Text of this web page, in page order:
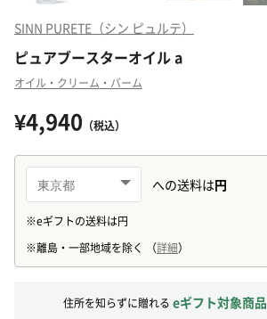
SINN PURETE（シン ピュルテ）
ピュアブースターオイル a
オイル・クリーム・バーム
¥4,940 （税込）
住所を知らずに贈れる eギフト対象商品